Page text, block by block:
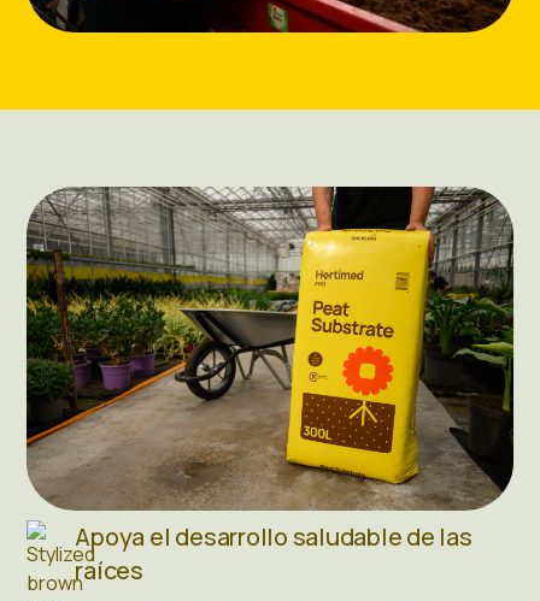
Apoya el desarrollo saludable de las
raíces